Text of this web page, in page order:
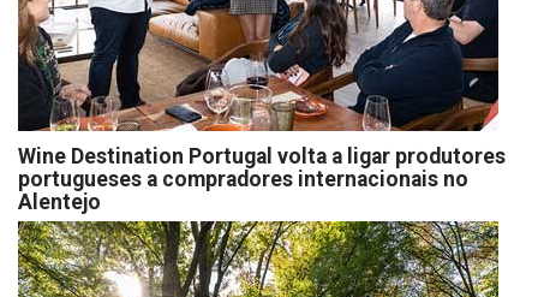
Wine Destination Portugal volta a ligar produtores
portugueses a compradores internacionais no
Alentejo